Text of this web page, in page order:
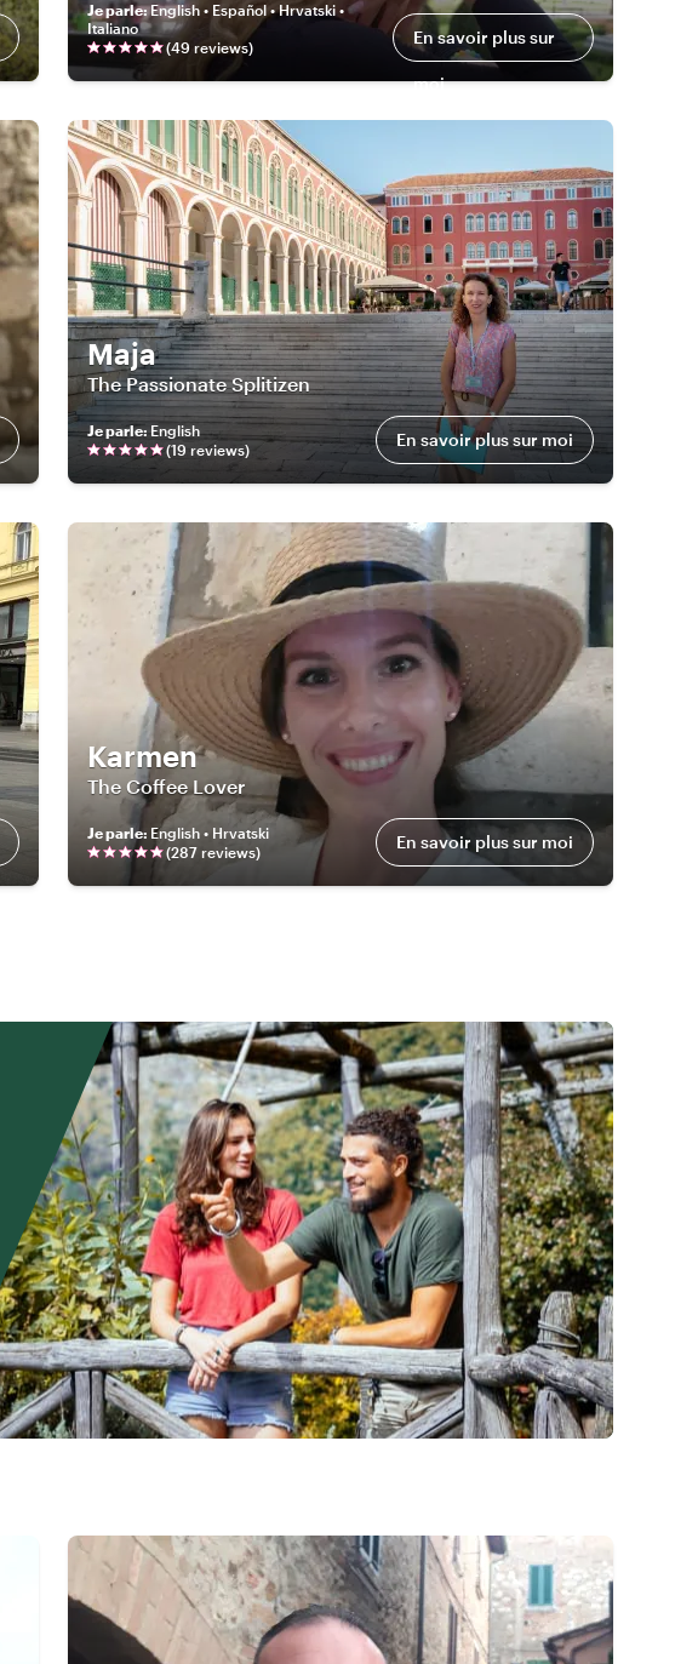
Je parle:English • Español • Hrvatski •
Italiano
(49 reviews) En savoir plus sur
moi
Maja
The Passionate Splitizen
Je parle:English
(19 reviews) En savoir plus sur moi
Karmen
The Coffee Lover
Je parle: English • Hrvatski
(287 reviews) En savoir plus sur moi